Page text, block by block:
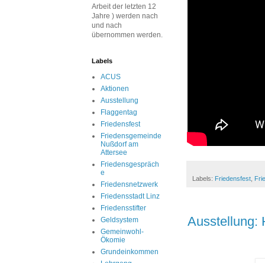
Labels: Friedensfest
Ausstellung:
Arbeit der letzten 12
Jahre ) werden nach
und nach
übernommen werden.
Labels
ACUS
Aktionen
Ausstellung
Flaggentag
Friedensfest
Friedensgemeinde
Nußdorf am
Attersee
Friedensgespräch
e
Friedensnetzwerk
Friedensstadt Linz
Friedensstifter
Geldsystem
Gemeinwohl-
Ökomie
Grundeinkommen